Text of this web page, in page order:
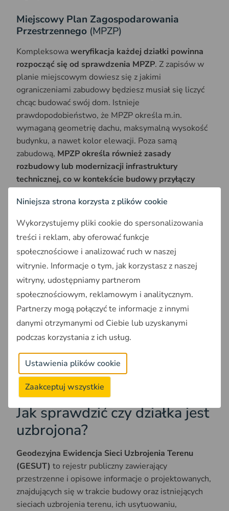
Miejscowy Plan Zagospodarowania
Przestrzennego (MPZP)
Kompleksowaweryfikacja każdej działki powinna
rozpocząć się od sprawdzenia MPZP. Z zapisów w
planie miejscowym dowiesz się z jakimi
ograniczeniami zabudowy będziesz musiał się liczyć
chcąc budować swój dom. Istnieje
prawdopodobieństwo, że MPZP określa m.in.
wymaganą geometrię dachu, maksymalną wysokość
budynku, a nawet kolor elewacji. Poza samą
zabudową, MPZP określa również zasady
rozbudowy lub modernizacji infrastruktury
technicznej, co w kontekście budowy przyłączy
Przeczytaj także:
Jak znaleźć mpzp dla działki?
Mapa zasadnicza działki
Mapę zasadniczą uzyskamy w Wydziale Geodezji
Starostwa Powiatowego właściwego dla lokalizacji
działki.
Mapa zasadnicza określa granice działki oraz jej
uzbrojeniei jest załącznikiem do
warunkach zabudowy . Koszt mapy zasadniczej
wynosi 30-50 zł.
Jak sprawdzić czy działka jest
uzbrojona?
Geodezyjna Ewidencja Sieci Uzbrojenia Terenu
(GESUT) to rejestr publiczny zawierający
przestrzenne i opisowe informacje o projektowanych,
znajdujących się w trakcie budowy oraz istniejących
sieciach uzbrojenia terenu, ich usytuowaniu,
Niniejsza strona korzysta z plików cookie
Wykorzystujemy pliki cookie do spersonalizowania
treści i reklam, aby oferować funkcje
społecznościowe i analizować ruch w naszej
witrynie. Informacje o tym, jak korzystasz z naszej
witryny, udostępniamy partnerom
społecznościowym, reklamowym i analitycznym.
Partnerzy mogą połączyć te informacje z innymi
danymi otrzymanymi od Ciebie lub uzyskanymi
podczas korzystania z ich usług.
Ustawienia plików cookie
Zaakceptuj wszystkie